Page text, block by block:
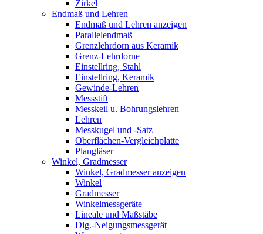
Zirkel
Endmaß und Lehren
Endmaß und Lehren anzeigen
Parallelendmaß
Grenzlehrdorn aus Keramik
Grenz-Lehrdorne
Einstellring, Stahl
Einstellring, Keramik
Gewinde-Lehren
Messstift
Messkeil u. Bohrungslehren
Lehren
Messkugel und -Satz
Oberflächen-Vergleichplatte
Plangläser
Winkel, Gradmesser
Winkel, Gradmesser anzeigen
Winkel
Gradmesser
Winkelmessgeräte
Lineale und Maßstäbe
Dig.-Neigungsmessgerät